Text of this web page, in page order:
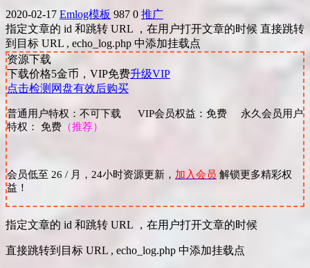
2020-02-17 Emlog模板 987 0 推广
指定文章的 id 和跳转 URL ，在用户打开文章的时候 直接跳转
到目标 URL , echo_log.php 中添加挂载点
资源下载
下载价格5金币，VIP免费升级VIP
点击检测网盘有效后购买
普通用户特权：不可下载 VIP会员权益：免费 永久会员用户
特权： 免费 （推荐）
会员低至 26 / 月，24小时资源更新， 加入会员 解锁更多精彩权
益！
指定文章的 id 和跳转 URL ，在用户打开文章的时候
直接跳转到目标 URL , echo_log.php 中添加挂载点